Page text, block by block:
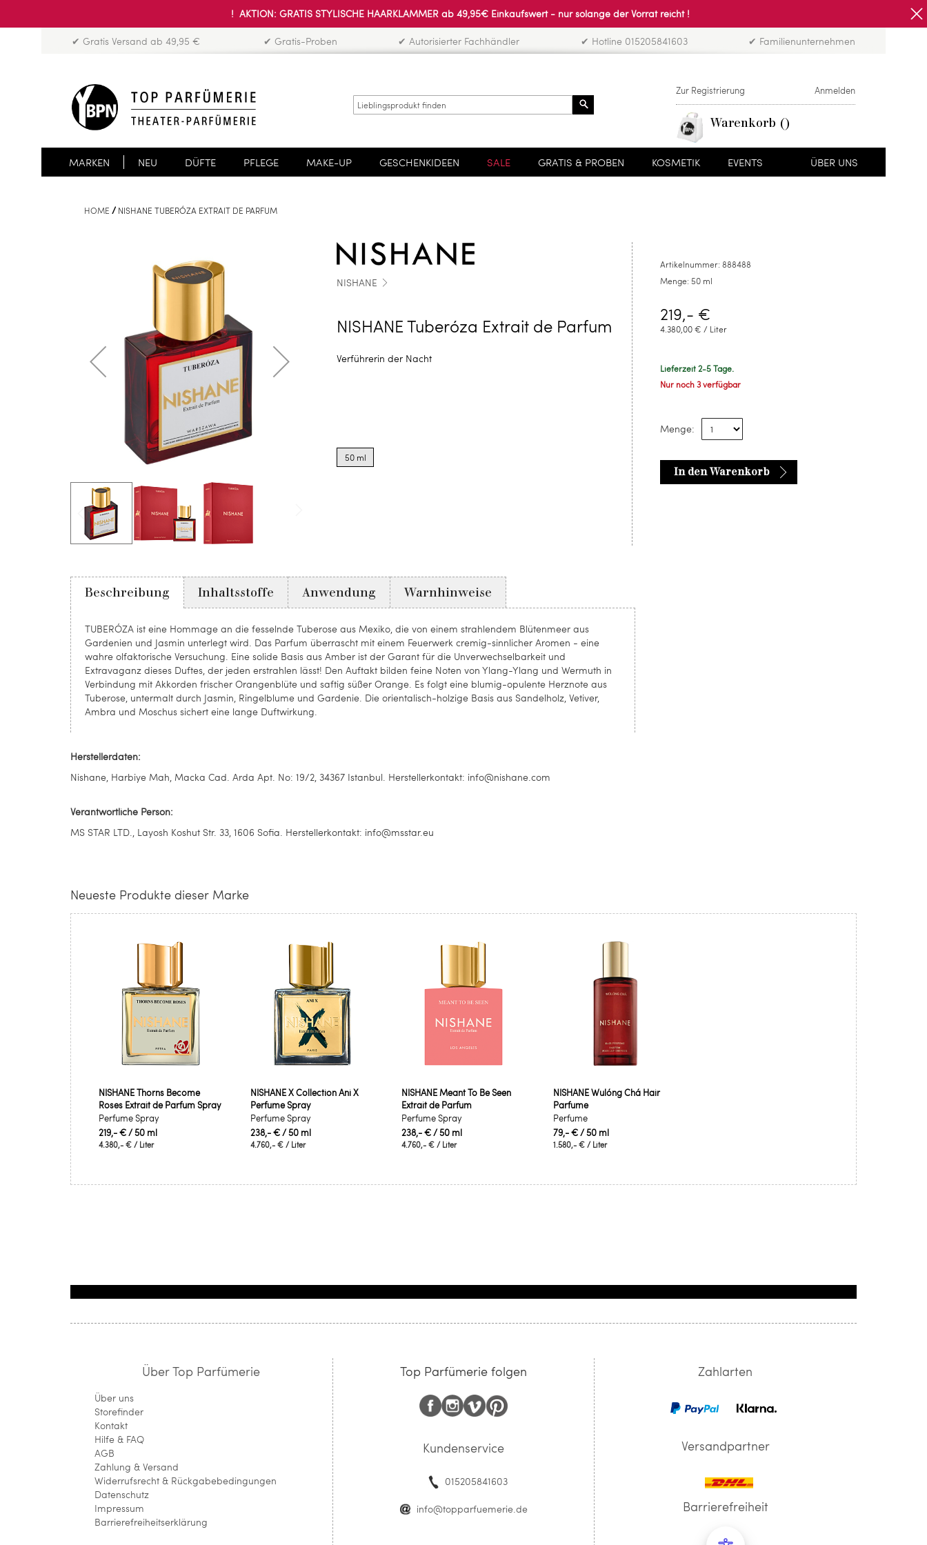
! AKTION: GRATIS STYLISCHE HAARKLAMMER ab 49,95€ Einkaufswert - nur solange der Vorrat reicht !
✔ Gratis Versand ab 49,95 € ✔ Gratis-Proben ✔ Autorisierter Fachhändler ✔ Hotline 015205841603 ✔ Familienunternehmen
Zur Registrierung Anmelden
Warenkorb
MARKEN NEU DÜFTE PFLEGE MAKE-UP GESCHENKIDEEN SALE GRATIS & PROBEN KOSMETIK EVENTS ÜBER UNS
HOME NISHANE TUBERÓZA EXTRAIT DE PARFUM
NISHANE
NISHANE Tuberóza Extrait de Parfum
Verführerin der Nacht
options
for50 ml
Artikelnummer: 888488
Menge: 50 ml
219,- €
4.380,00 € / Liter
Lieferzeit 2-5 Tage.
Nur noch 3 verfügbar
Menge:
In den Warenkorb
Beschreibung
TUBERÓZA ist eine Hommage an die fesselnde Tuberose aus Mexiko, die von einem strahlendem Blütenmeer aus
Gardenien und Jasmin unterlegt wird. Das Parfum überrascht mit einem Feuerwerk cremig-sinnlicher Aromen - eine
wahre olfaktorische Versuchung. Eine solide Basis aus Amber ist der Garant für die Unverwechselbarkeit und
Extravaganz dieses Duftes, der jeden erstrahlen lässt! Den Auftakt bilden feine Noten von Ylang-Ylang und Wermuth in
Verbindung mit Akkorden frischer Orangenblüte und saftig süßer Orange. Es folgt eine blumig-opulente Herznote aus
Tuberose, untermalt durch Jasmin, Ringelblume und Gardenie. Die orientalisch-holzige Basis aus Sandelholz, Vetiver,
Ambra und Moschus sichert eine lange Duftwirkung.
Inhaltsstoffe Anwendung Warnhinweise
Herstellerdaten:
Nishane, Harbiye Mah, Macka Cad. Arda Apt. No: 19/2, 34367 Istanbul. Herstellerkontakt: info@nishane.com
Verantwortliche Person:
MS STAR LTD., Layosh Koshut Str. 33, 1606 Sofia. Herstellerkontakt: info@msstar.eu
Neueste Produkte dieser Marke
NISHANE Thorns Become
Roses Extrait de Parfum Spray
Perfume Spray
219,- €/ 50 ml
4.380,- € / Liter
NISHANE X Collection Ani X
Perfume Spray
Perfume Spray
238,- €/ 50 ml
4.760,- €/ Liter
NISHANE Meant To Be Seen
Extrait de Parfum
Perfume Spray
238,- €/ 50 ml
4.760,- € / Liter
NISHANE Wulóng Chá Hair
Parfume
Perfume
79,- €/ 50 ml
1.580,- €/ Liter
Über Top Parfümerie
Über uns
Storefinder
Kontakt
Hilfe & FAQ
AGB
Zahlung & Versand
Widerrufsrecht & Rückgabebedingungen
Datenschutz
Impressum
Barrierefreiheitserklärung
Top Parfümerie folgen
Kundenservice
015205841603
info@topparfuemerie.de
Zahlarten
Versandpartner
Barrierefreiheit